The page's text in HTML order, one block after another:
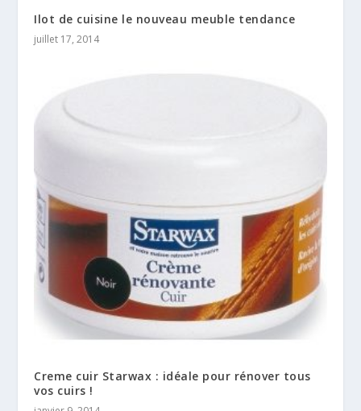
Ilot de cuisine le nouveau meuble tendance
juillet 17, 2014
Creme cuir Starwax : idéale pour rénover tous
vos cuirs !